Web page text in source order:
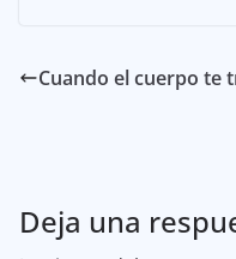
Cuando el cuerpo te
Deja una